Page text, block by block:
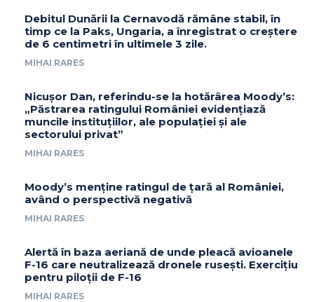
Debitul Dunării la Cernavodă rămâne stabil, în
timp ce la Paks, Ungaria, a înregistrat o creștere
de 6 centimetri în ultimele 3 zile.
MIHAI RARES
Nicușor Dan, referindu-se la hotărârea Moody’s:
„Păstrarea ratingului României evidențiază
muncile instituțiilor, ale populației și ale
sectorului privat”
MIHAI RARES
Moody’s menține ratingul de țară al României,
având o perspectivă negativă
MIHAI RARES
Alertă în baza aeriană de unde pleacă avioanele
F-16 care neutralizează dronele rusești. Exercițiu
pentru piloții de F-16
MIHAI RARES